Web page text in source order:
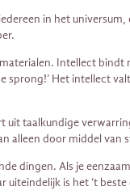
in het
Intellect
sprong!’ Het intellect
uit taalkundige
alleen door middel van
dingen. Als je
uiteindelijk is het ‘t